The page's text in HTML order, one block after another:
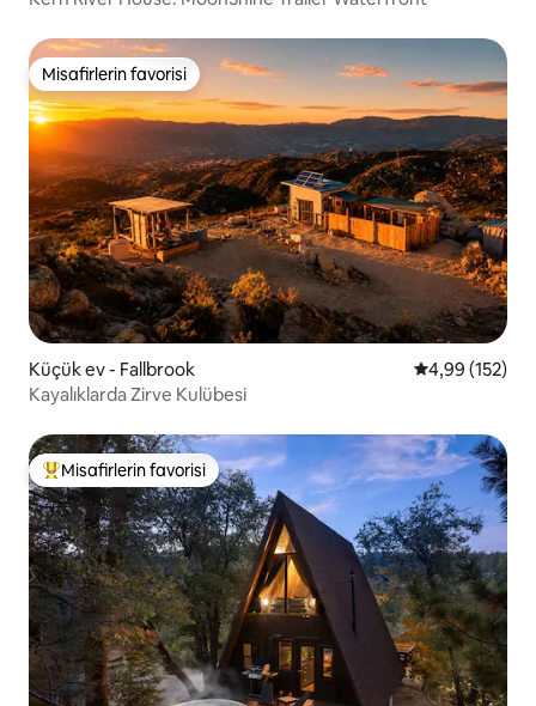
Misafirlerin favorisi
Misafirlerin favorisi
Küçük ev - Fallbrook 5 üzerinden
4,99 (152)
Kayalıklarda Zirve Kulübesi
Misafirlerin favorilerinden en beğenilenler arasında
Misafirlerin favorisi